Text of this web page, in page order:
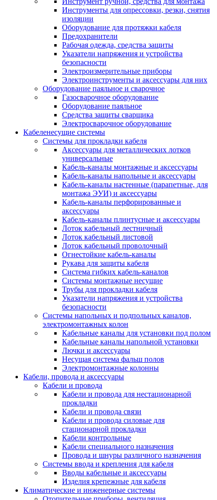
Инструменты для опрессовки, резки, снятия
изоляции
Оборудование для протяжки кабеля
Предохранители
Рабочая одежда, средства защиты
Указатели напряжения и устройства
безопасности
Электроизмерительные приборы
Электроинструменты и аксессуары для них
Оборудование паяльное и сварочное
Газосварочное оборудование
Оборудование паяльное
Средства защиты сварщика
Электросварочное оборудование
Кабеленесущие системы
Системы для прокладки кабеля
Аксессуары для металлических лотков
универсальные
Кабель-каналы монтажные и аксессуары
Кабель-каналы напольные и аксессуары
Кабель-каналы настенные (парапетные, для
монтажа ЭУИ) и аксессуары
Кабель-каналы перфорированные и
аксессуары
Кабель-каналы плинтусные и аксессуары
Лоток кабельный лестничный
Лоток кабельный листовой
Лоток кабельный проволочный
Огнестойкие кабель-каналы
Рукава для защиты кабеля
Система гибких кабель-каналов
Системы монтажные несущие
Трубы для прокладки кабеля
Указатели напряжения и устройства
безопасности
Системы напольных и подпольных каналов,
электромонтажных колон
Кабельные каналы для установки под полом
Кабельные каналы напольной установки
Лючки и аксессуары
Несущая система фальш полов
Электромонтажные колонны
Кабели, провода и аксессуары
Кабели и провода
Кабели и провода для нестационарной
прокладки
Кабели и провода связи
Кабели и провода силовые для
стационарной прокладки
Кабели контрольные
Кабели специального назначения
Провода и шнуры различного назначения
Системы ввода и крепления для кабеля
Вводы кабельные и аксессуары
Изделия крепежные для кабеля
Климатические и инженерные системы